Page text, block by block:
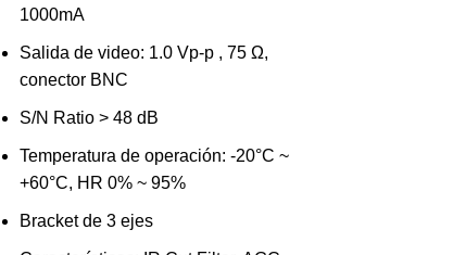
1000mA
Salida de video: 1.0 Vp-p , 75 Ω,
conector BNC
S/N Ratio > 48 dB
Temperatura de operación: -20°C ~
+60°C, HR 0% ~ 95%
Bracket de 3 ejes